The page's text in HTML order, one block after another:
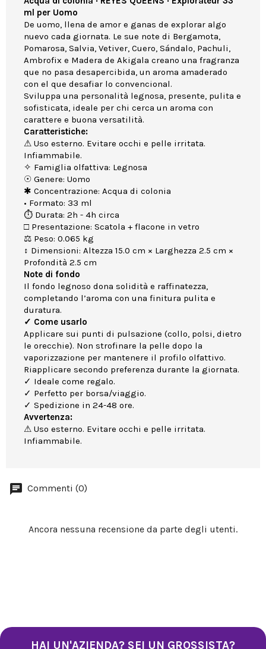
ml per Uomo
De uomo, llena de amor e ganas de explorar algo
nuevo cada giornata. Le sue note di Bergamota,
Pomarosa, Salvia, Vetiver, Cuero, Sándalo, Pachuli,
Ambrofix e Madera de Akigala creano una fragranza
que no pasa desapercibida, un aroma amaderado
con el que desafiar lo convencional.
Sviluppa una personalità legnosa, presente, pulita e
sofisticata, ideale per chi cerca un aroma con
carattere e buona versatilità.
Caratteristiche:
⚠ Uso esterno. Evitare occhi e pelle irritata.
Infiammabile.
✧ Famiglia olfattiva: Legnosa
☉ Genere: Uomo
✱ Concentrazione: Acqua di colonia
• Formato: 33 ml
⏱ Durata: 2h - 4h circa
□ Presentazione: Scatola + flacone in vetro
⚖ Peso: 0.065 kg
↕ Dimensioni: Altezza 15.0 cm × Larghezza 2.5 cm ×
Profondità 2.5 cm
Note di fondo
Il fondo legnoso dona solidità e raffinatezza,
completando l’aroma con una finitura pulita e
duratura.
✓ Come usarlo
Applicare sui punti di pulsazione (collo, polsi, dietro
le orecchie). Non strofinare la pelle dopo la
vaporizzazione per mantenere il profilo olfattivo.
Riapplicare secondo preferenza durante la giornata.
✓ Ideale come regalo.
✓ Perfetto per borsa/viaggio.
✓ Spedizione in 24-48 ore.
Avvertenza:
⚠ Uso esterno. Evitare occhi e pelle irritata.
Infiammabile.
Commenti (0)
Ancora nessuna recensione da parte degli utenti.
HAI UN'AZIENDA? SEI UN GROSSISTA?